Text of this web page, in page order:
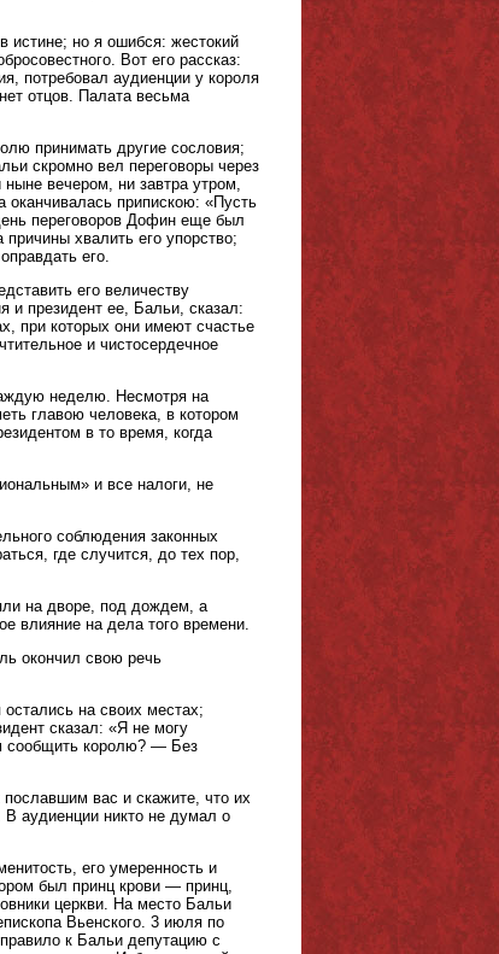
истине; но я ошибся: жестокий
Вот его рассказ:
потребовал аудиенции у короля
отцов. Палата весьма
принимать другие сословия;
скромно вел переговоры через
вечером, ни завтра утром,
оканчивалась припискою: «Пусть
переговоров Дофин еще был
хвалить его упорство;
его.
его величеству
и президент ее, Бальи, сказал:
при которых они имеют счастье
и чистосердечное
неделю. Несмотря на
главою человека, в котором
в то время, когда
и все налоги, не
соблюдения законных
где случится, до тех пор,
на дворе, под дождем, а
влияние на дела того времени.
окончил свою речь
на своих местах;
сказал: «Я не могу
сообщить королю? — Без
вас и скажите, что их
аудиенции никто не думал о
его умеренность и
был принц крови — принц,
церкви. На место Бальи
Вьенского. 3 июля по
к Бальи депутацию с